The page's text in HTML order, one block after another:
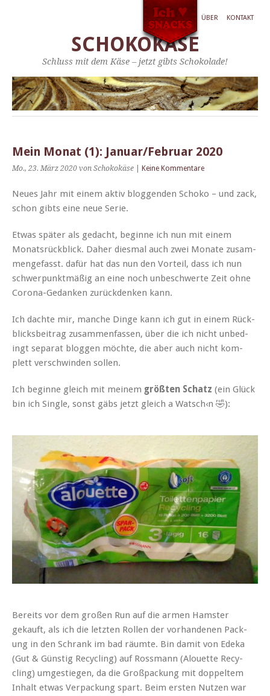
ÜBER KONTAKT
SCHOKOKÄSE
Schluss mit dem Käse – jetzt gibts Schokolade!
Mein Monat (1): Januar/Februar 2020
Mo., 23. März 2020 von Schokokäse Keine Kommentare
Neues Jahr mit einem aktiv bloggen­den Schoko – und zack,
schon gibts eine neue Serie.
Etwas später als gedacht, beginne ich nun mit einem
Monat­srück­blick. Daher dies­mal auch zwei Monate zusam­
menge­fasst. dafür hat das nun den Vorteil, dass ich nun
schw­er­punk­t­mäßig an eine noch unbeschw­erte Zeit ohne
Coro­na-Gedanken zurück­denken kann.
Ich dachte mir, manche Dinge kann ich gut in einem Rück­
blicks­beitrag zusam­men­fassen, über die ich nicht unbe­d­
ingt sep­a­rat bloggen möchte, die aber auch nicht kom­
plett ver­schwinden sollen.
Ich beginne gle­ich mit meinem größten Schatz (ein Glück
bin ich Sin­gle, son­st gäbs jet­zt gle­ich a Watsch‹n 🤣):
Bere­its vor dem großen Run auf die armen Ham­ster
gekauft, als ich die let­zten Rollen der vorhan­de­nen Pack­
ung in den Schrank im bad räumte. Bin damit von Ede­ka
(Gut & Gün­stig Recy­cling) auf Ross­mann (Alou­ette Recy­
cling) umgestiegen, da die Groß­pack­ung mit dop­pel­tem
Inhalt etwas Ver­pack­ung spart. Beim ersten Nutzen war